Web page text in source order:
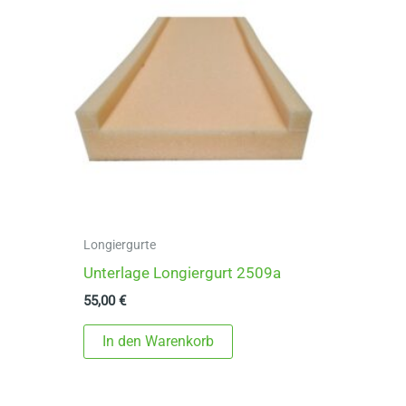
Longiergurte
Unterlage Longiergurt 2509a
55,00€
In den Warenkorb